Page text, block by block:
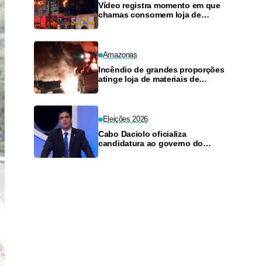
Vídeo registra momento em que
chamas consomem loja de
Amazonas
Incêndio de grandes proporções
atinge loja de materiais de
Eleições 2026
Cabo Daciolo oficializa
candidatura ao governo do